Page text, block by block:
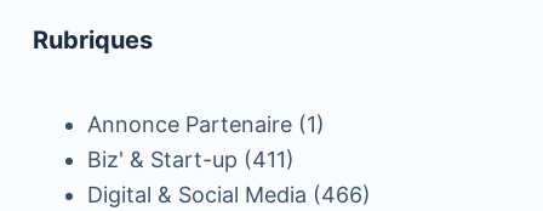
Rubriques
Annonce Partenaire(1)
Biz' & Start-up (411)
Digital & Social Media (466)